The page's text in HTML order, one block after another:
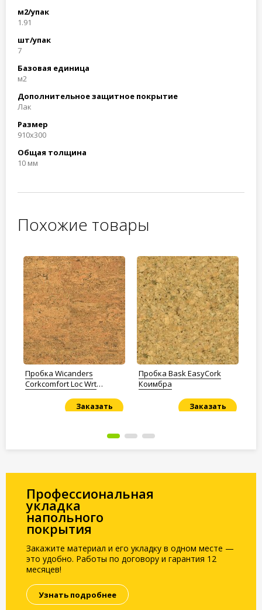
м2/упак
1.91
шт/упак
7
Базовая единица
м2
Дополнительное защитное покрытие
Лак
Размер
910x300
Общая толщина
10 мм
Похожие товары
Пробка Wicanders
Corkcomfort Loc Wrt
Заказать
Пробка Bask EasyCork
Коимбра
Заказать
Профессиональная
укладка
напольного
покрытия
Закажите материал и его укладку в одном месте —
это удобно. Работы по договору и гарантия 12
месяцев!
Узнать подробнее